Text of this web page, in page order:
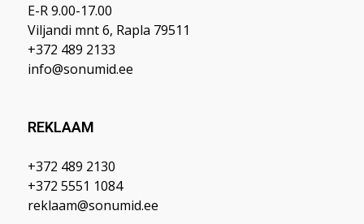
E-R 9.00-17.00
Viljandi mnt 6, Rapla 79511
+372 489 2133
info@sonumid.ee
REKLAAM
+372 489 2130
+372 5551 1084
reklaam@sonumid.ee